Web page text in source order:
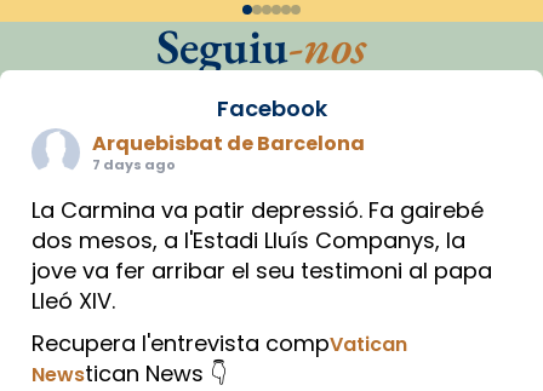
Seguiu-nos
Facebook
Arquebisbat de Barcelona
7 days ago
La Carmina va patir depressió. Fa gairebé
dos mesos, a l'Estadi Lluís Companys, la
jove va fer arribar el seu testimoni al papa
Lleó XIV.
Recupera l'entrevista compVatican
Newstican News 👇